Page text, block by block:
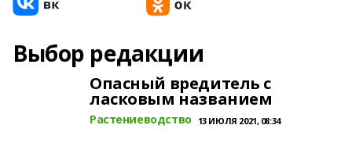
Выбор редакции
Опасный вредитель с
ласковым названием
Растениеводство 13 ИЮЛЯ 2021, 08:34